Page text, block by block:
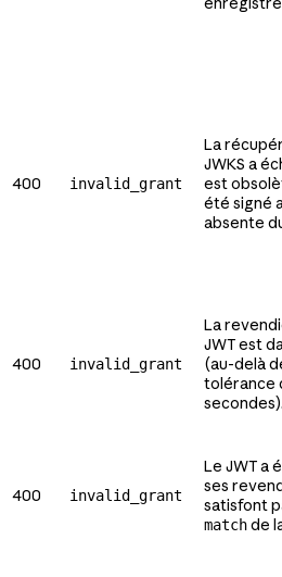
400 invalid_grant
La
JWKS a
est
été signé
absente
400 invalid_grant
La
JWT est
(au-delà
tolérance
secondes).
400 invalid_grant
Le JWT a
ses
satisfont
matchde